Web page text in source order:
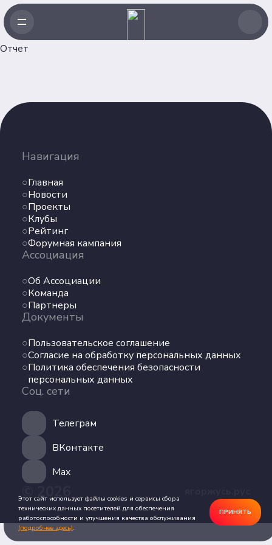
Отчет
Навигация
Главная
Новости
Проекты
Клубы
Рейтинг
Форумная кампания
Ассоциация
Об Ассоциации
Команда
Партнеры
Документы
Пользовательское соглашение
Согласие на обработку персональных данных
Политика обеспечения безопасности
персональных данных
Соц. сети
Телеграм
ВКонтакте
Max
© 2026
Главная
Новости
Проекты
Клубы
Рейтинг
Форумная кампания
Команда
Партнеры
Пользовательское соглашение
Согласие на обработку персональных данных
Политика обеспечения безопасности
персональных данных
сети
Телеграм
ВКонтакте
Max
Этот сайт использует файлы cookies и сервисы сбора
технических данных посетителей для обеспечения
работоспособности и улучшения качества обслуживания
(подробнее здесь).
ПРИНЯТЬ